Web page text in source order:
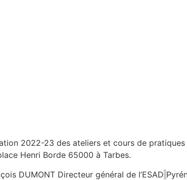
2022-23 des ateliers et cours de
Henri Borde 65000 à Tarbes.
DUMONT Directeur général de l’ESAD